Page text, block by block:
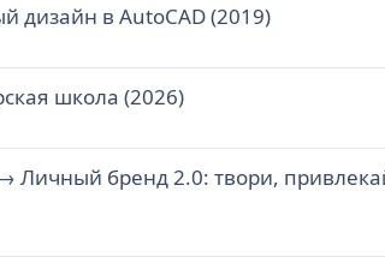
в AutoCAD (2019)
школа (2026)
Личный бренд 2.0: твори,